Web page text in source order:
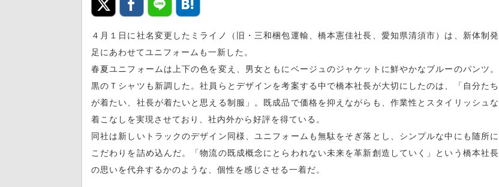
４月１日に社名変更したミライノ（旧・三和梱包運輸、橋本憲佳社長、愛知県清須市）は、新体制発
足にあわせてユニフォームも一新した。
春夏ユニフォームは上下の色を変え、男女ともにベージュのジャケットに鮮やかなブルーのパンツ。
黒のＴシャツも新調した。社員らとデザインを考案する中で橋本社長が大切にしたのは、「自分たち
が着たい、社長が着たいと思える制服」。既成品で価格を抑えながらも、作業性とスタイリッシュな
着こなしを実現させており、社内外から好評を得ている。
同社は新しいトラックのデザイン同様、ユニフォームも無駄をそぎ落とし、シンプルな中にも随所に
こだわりを詰め込んだ。「物流の既成概念にとらわれない未来を革新創造していく」という橋本社長
の思いを代弁するかのような、個性を感じさせる一着だ。